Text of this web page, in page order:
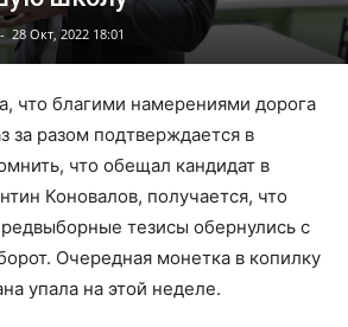
- 28 Окт, 2022 18:01
что благими намерениями дорога
за разом подтверждается в
что обещал кандидат в
Коновалов, получается, что
тезисы обернулись с
Очередная монетка в копилку
упала на этой неделе.